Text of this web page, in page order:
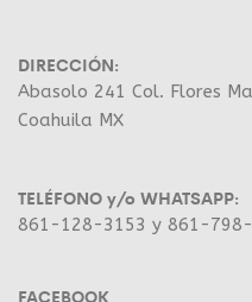
DIRECCIÓN:
Abasolo 241 Col. Flores
Coahuila MX
TELÉFONO y/o WHATSAPP:
861-128-3153 y 861-
FACEBOOK